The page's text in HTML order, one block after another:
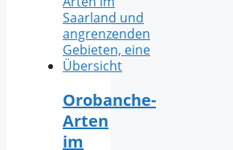
Orobanche-
Arten
im